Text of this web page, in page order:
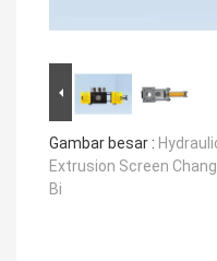
Gambar besar :
Extrusion Screen
Bi